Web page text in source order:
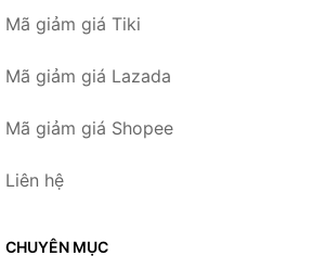
Mã giảm giá Tiki
Mã giảm giá Lazada
Mã giảm giá Shopee
Liên hệ
CHUYÊN MỤC